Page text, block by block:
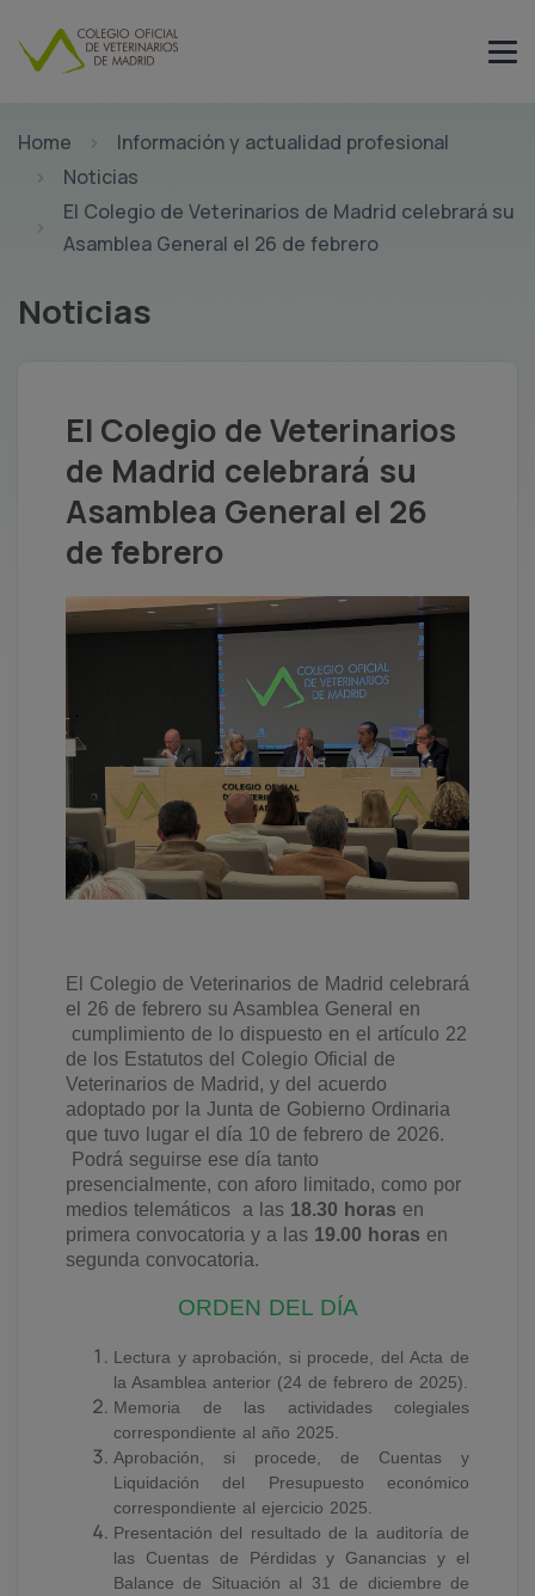
Home
Información y actualidad profesional
Noticias
El Colegio de Veterinarios de Madrid celebrará su
Asamblea General el 26 de febrero
Noticias
El Colegio de Veterinarios
de Madrid celebrará su
Asamblea General el 26
de febrero
El Colegio de Veterinarios de Madrid celebrará
el 26 de febrero su Asamblea General en
cumplimiento de lo dispuesto en el artículo 22
de los Estatutos del Colegio Oficial de
Veterinarios de Madrid, y del acuerdo
adoptado por la Junta de Gobierno Ordinaria
que tuvo lugar el día 10 de febrero de 2026.
Podrá seguirse ese día tanto
presencialmente, con aforo limitado, como por
medios telemáticos
a las 18.30 horas en
primera convocatoria y a las 19.00 horas en
segunda convocatoria.
ORDEN DEL DÍA
Lectura y aprobación, si procede, del Acta de
la Asamblea anterior (24 de febrero de 2025).
Memoria de las actividades colegiales
correspondiente al año 2025.
Aprobación, si procede, de Cuentas y
Liquidación del Presupuesto económico
correspondiente al ejercicio 2025.
Presentación del resultado de la auditoría de
las Cuentas de Pérdidas y Ganancias y el
Balance de Situación al 31 de diciembre de